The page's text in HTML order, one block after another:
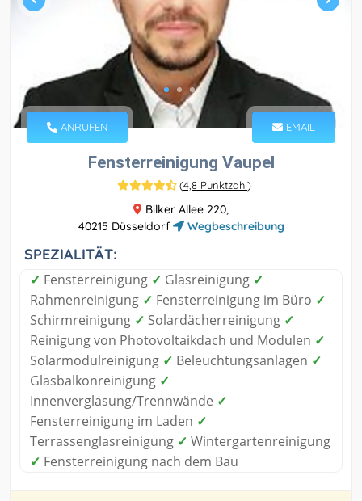
ANRUFEN EMAIL
Fensterreinigung Vaupel
(4,8 Punktzahl)
Bilker Allee 220,
40215 Düsseldorf
Wegbeschreibung
SPEZIALITÄT:
✓ Fensterreinigung ✓ Glasreinigung ✓
Rahmenreinigung ✓ Fensterreinigung im Büro ✓
Schirmreinigung ✓ Solardächerreinigung ✓
Reinigung von Photovoltaikdach und Modulen ✓
Solarmodulreinigung ✓ Beleuchtungsanlagen ✓
Glasbalkonreinigung ✓
Innenverglasung/Trennwände ✓
Fensterreinigung im Laden ✓
Terrassenglasreinigung ✓ Wintergartenreinigung
✓ Fensterreinigung nach dem Bau